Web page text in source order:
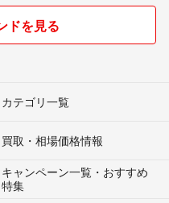
ドを見る
カテゴリ一覧
買取・相場価格情報
キャンペーン一覧・おすすめ
特集